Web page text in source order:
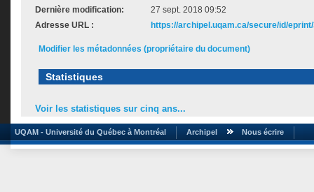
Dernière modification:
27 sept. 2018 09:52
Adresse URL :
https://archipel.uqam.ca/secure/id/
Modifier les métadonnées (propriétaire du document)
Statistiques
Voir les statistiques sur cinq ans...
UQAM - Université du Québec à Montréal Archipel Nous écrire